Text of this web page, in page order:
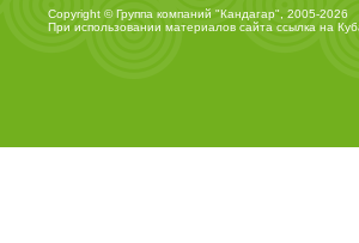
Copyright © Группа компаний "Кандагар", 2005-2026
При использовании материалов сайта ссылка на